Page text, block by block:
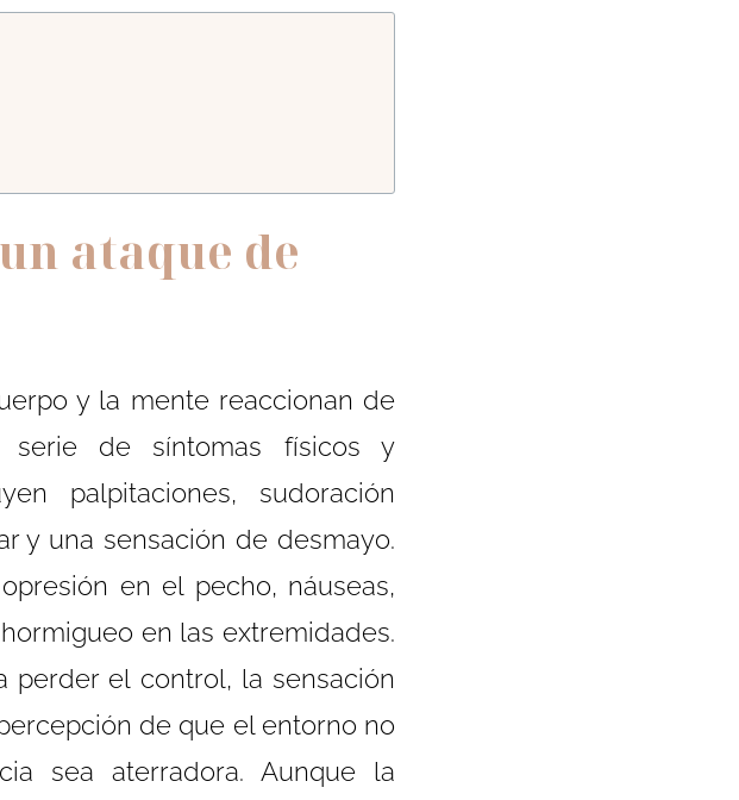
ataque de
y la mente reaccionan de
serie de síntomas físicos y
palpitaciones, sudoración
y una sensación de desmayo.
en el pecho, náuseas,
en las extremidades.
perder el control, la sensación
de que el entorno no
sea aterradora. Aunque la